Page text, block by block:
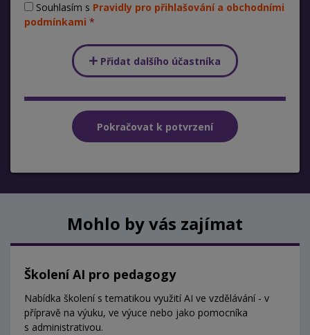
Souhlasím s Pravidly pro přihlašování a obchodními
podmínkami
Přidat dalšího účastníka
Mohlo by vás zajímat
Školení AI pro pedagogy
Nabídka školení s tematikou využití AI ve vzdělávání - v
přípravě na výuku, ve výuce nebo jako pomocníka
s administrativou.